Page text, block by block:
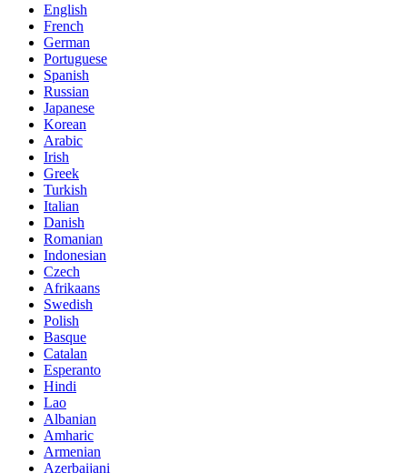
English
French
German
Portuguese
Spanish
Russian
Japanese
Korean
Arabic
Irish
Greek
Turkish
Italian
Danish
Romanian
Indonesian
Czech
Afrikaans
Swedish
Polish
Basque
Catalan
Esperanto
Hindi
Lao
Albanian
Amharic
Armenian
Azerbaijani